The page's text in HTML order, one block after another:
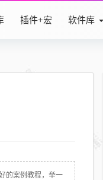
插件+宏 软件库
的案例教程，举一